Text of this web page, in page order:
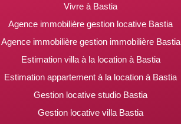
Vivre à Bastia
Agence immobilière gestion locative Bastia
Agence immobilière gestion immobilière Bastia
Estimation villa à la location à Bastia
Estimation appartement à la location à Bastia
Gestion locative studio Bastia
Gestion locative villa Bastia